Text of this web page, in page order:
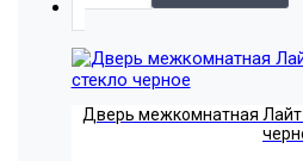
Дверь межкомнатная Лайт